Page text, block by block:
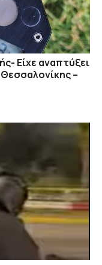
Είχε αναπτύξει
–